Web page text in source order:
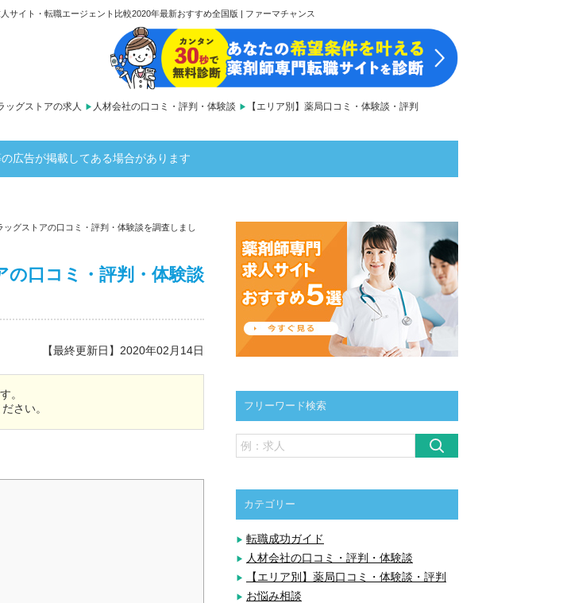
サイト・転職エージェント比較2020年最新おすすめ全国版 | ファーマチャンス
ッグストアの求人 人材会社の口コミ・評判・体験談
【エリア別】薬局口コミ・体験談・評判
広告が掲載してある場合があります
ッグストアの口コミ・評判・体験談を調査しまし
の口コミ・評判・体験談
【最終更新日】2020年02月14日
。
さい。
フリーワード検索
カテゴリー
転職成功ガイド
人材会社の口コミ・評判・体験談
【エリア別】薬局口コミ・体験談・評判
お悩み相談